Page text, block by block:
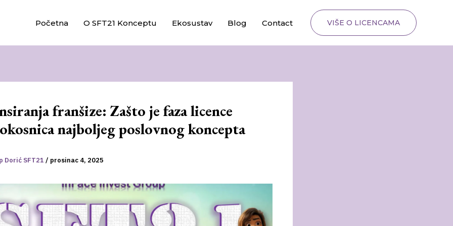
Početna O SFT21 Konceptu Ekosustav Blog Contact VIŠE O LICENCAMA
franšize: Zašto je faza licence
najboljeg poslovnog koncepta
Dorić SFT21 / prosinac 4, 2025